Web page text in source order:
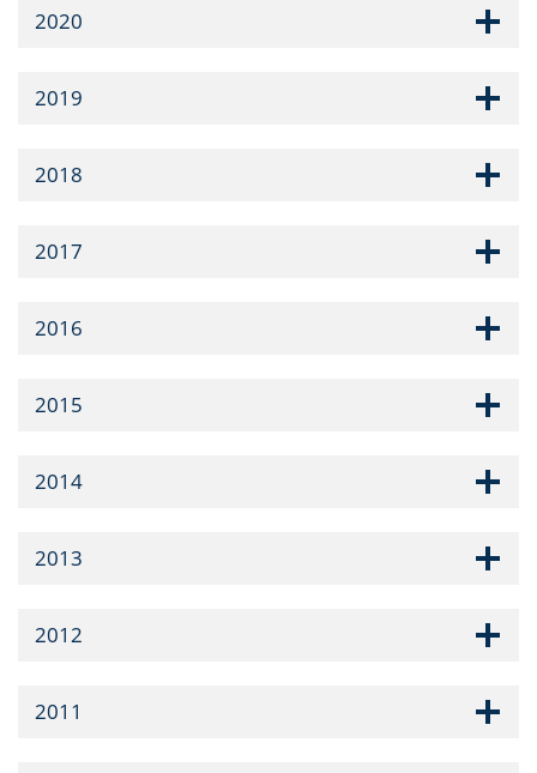
2020
2019
2018
2017
2016
2015
2014
2013
2012
2011